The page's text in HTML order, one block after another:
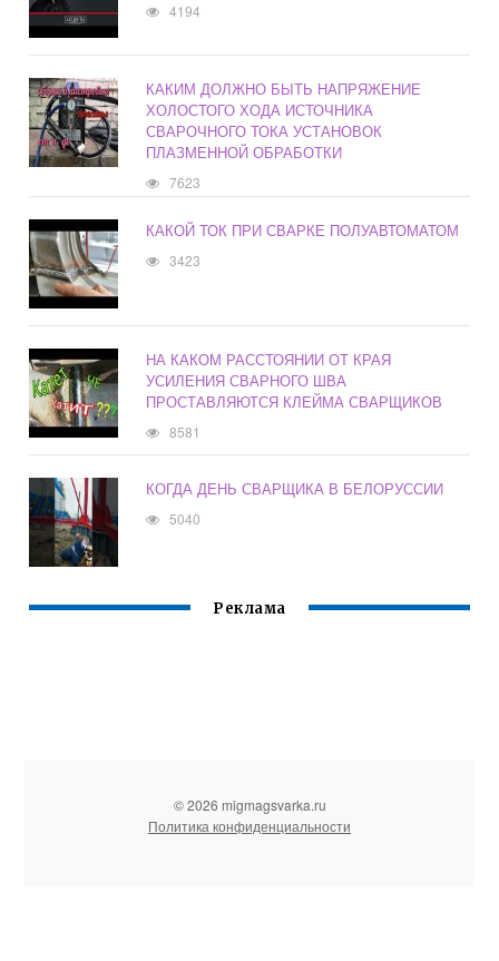
4194
КАКИМ ДОЛЖНО БЫТЬ НАПРЯЖЕНИЕ
ХОЛОСТОГО ХОДА ИСТОЧНИКА
СВАРОЧНОГО ТОКА УСТАНОВОК
ПЛАЗМЕННОЙ ОБРАБОТКИ
7623
КАКОЙ ТОК ПРИ СВАРКЕ ПОЛУАВТОМАТОМ
3423
НА КАКОМ РАССТОЯНИИ ОТ КРАЯ
УСИЛЕНИЯ СВАРНОГО ШВА
ПРОСТАВЛЯЮТСЯ КЛЕЙМА СВАРЩИКОВ
8581
КОГДА ДЕНЬ СВАРЩИКА В БЕЛОРУССИИ
5040
Реклама
© 2026 migmagsvarka.ru
Политика конфиденциальности